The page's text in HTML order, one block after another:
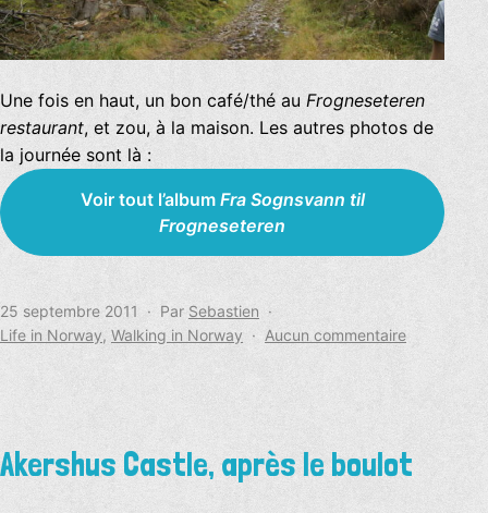
Une fois en haut, un bon café/thé au Frogneseteren
restaurant, et zou, à la maison. Les autres photos de
la journée sont là :
Voir tout l’album Fra Sognsvann til
Frogneseteren
Publié
le
25 septembre 2011 Par Sebastien
Catégorisé
Life in Norway, Walking in Norway Aucun commentairesur
« fra
Sognsvann
Akershus Castle, après le boulot